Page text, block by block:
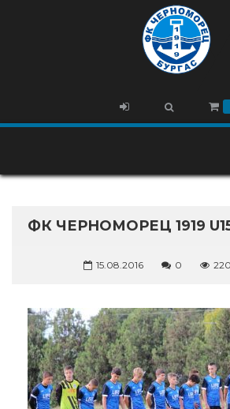
ФК ЧЕРНОМОРЕЦ 1919
15.08.2016 0